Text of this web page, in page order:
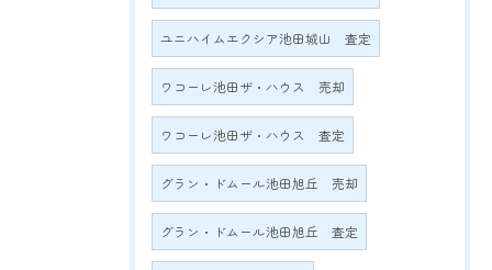
ユニハイムエクシア池田城山 査定
ワコーレ池田ザ・ハウス 売却
ワコーレ池田ザ・ハウス 査定
グラン・ドムール池田旭丘 売却
グラン・ドムール池田旭丘 査定